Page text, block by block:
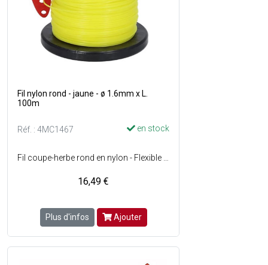
Fil nylon rond - jaune - ø 1.6mm x L.
100m
Réf. : 4MC1467 en stock
16,49 €
Plus d'infos Ajouter